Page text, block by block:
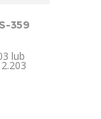
359
lub